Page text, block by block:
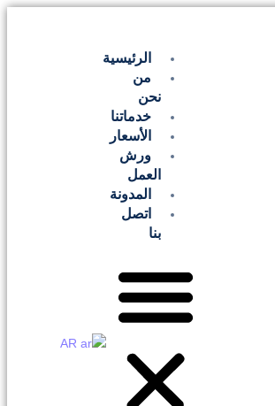
الرئيسية
من
نحن
خدماتنا
الأسعار
ورش
العمل
المدونة
اتصل
بنا
AR